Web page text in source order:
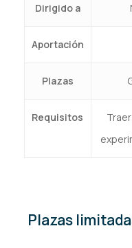
Dirigido a
Aportación
Plazas
Requisitos
Plazas